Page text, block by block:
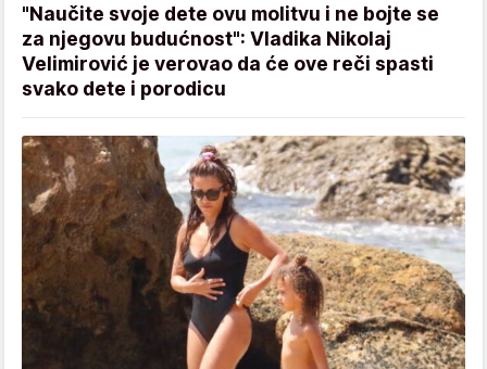
"Naučite svoje dete ovu molitvu i ne bojte se
za njegovu budućnost": Vladika Nikolaj
Velimirović je verovao da će ove reči spasti
svako dete i porodicu